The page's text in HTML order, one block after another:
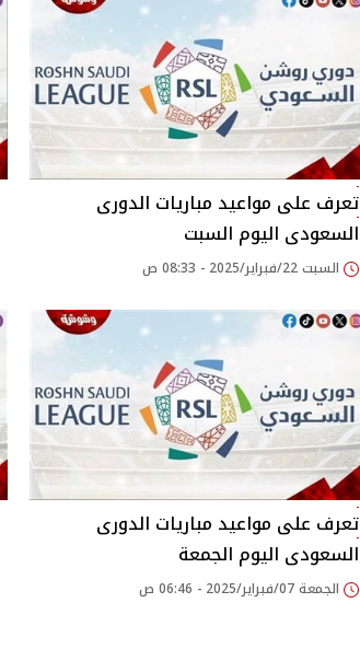
تعرف على مواعيد مباريات الدورى
السعودى اليوم السبت
السبت 22/فبراير/2025 - 08:33 ص
تعرف على مواعيد مباريات الدورى
السعودى اليوم الجمعة
الجمعة 07/فبراير/2025 - 06:46 ص